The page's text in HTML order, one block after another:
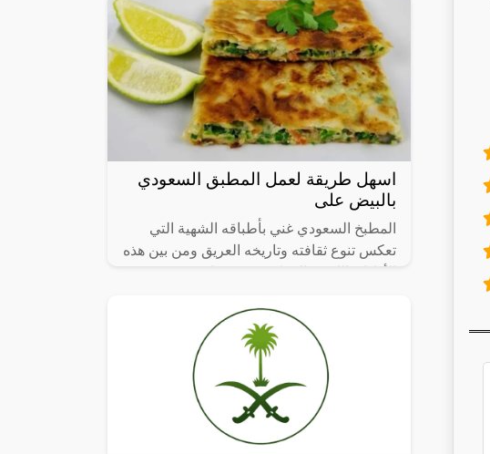
اسهل طريقة لعمل المطبق السعودي
بالبيض على
المطبخ السعودي غني بأطباقه الشهية التي
تعكس تنوع ثقافته وتاريخه العريق ومن بين هذه